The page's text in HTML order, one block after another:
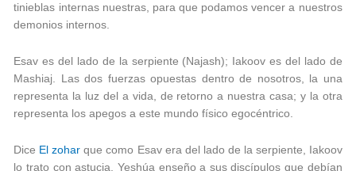
tinieblas internas nuestras, para que podamos vencer a nuestros
demonios internos.
Esav es del lado de la serpiente (Najash); Iakoov es del lado de
Mashiaj. Las dos fuerzas opuestas dentro de nosotros, la una
representa la luz del a vida, de retorno a nuestra casa; y la otra
representa los apegos a este mundo físico egocéntrico.
Dice El zohar que como Esav era del lado de la serpiente, Iakoov
lo trato con astucia. Yeshúa enseño a sus discípulos que debían